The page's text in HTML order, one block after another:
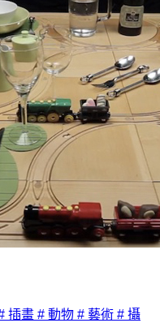
插畫 # 動物 # 藝術 # 攝